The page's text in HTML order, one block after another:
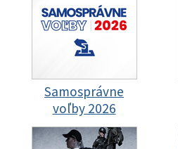
Samosprávne
voľby 2026